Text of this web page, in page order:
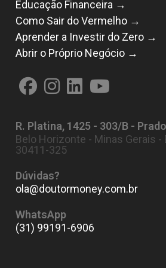
Educação Financeira →
Como Sair do Vermelho →
Aprender a Investir do Zero →
Abrir o Próprio Negócio →
uma
nova
aba
uma
nova
aba
uma
nova
uma
nova
R. Platina, 1425 - 303/B - Prado
Belo Horizonte - Minas Gerais -
30411-325
Dúvidas?
ola@doutormoney.com.brAbre
WhatsApp
(31) 99191-6906